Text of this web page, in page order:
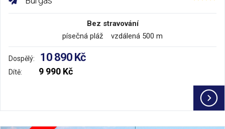
Bez stravování
písečná pláž vzdálená 500 m
Dospělý: 10 890 Kč
Dítě: 9 990 Kč